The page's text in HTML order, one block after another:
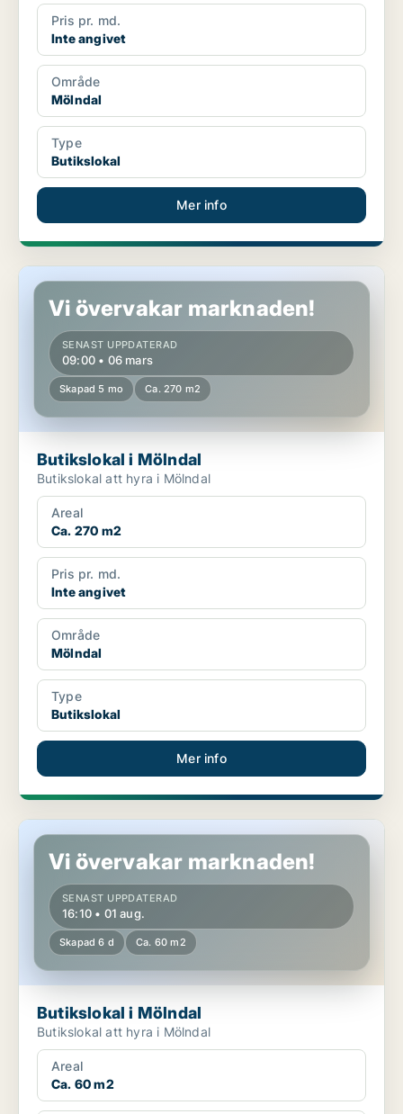
Pris pr. md.
Inte angivet
Område
Mölndal
Type
Butikslokal
Mer info
Butikslokal i Mölndal
Vi övervakar marknaden!
SENAST UPPDATERAD
09:00 • 06 mars
Skapad 5 mo Ca. 270 m2
Butikslokal i Mölndal
Butikslokal att hyra i Mölndal
Areal
Ca. 270 m2
Pris pr. md.
Inte angivet
Område
Mölndal
Type
Butikslokal
Mer info
Butikslokal i Mölndal
Vi övervakar marknaden!
SENAST UPPDATERAD
16:10 • 01 aug.
Skapad 6 d Ca. 60 m2
Butikslokal i Mölndal
Butikslokal att hyra i Mölndal
Areal
Ca. 60 m2